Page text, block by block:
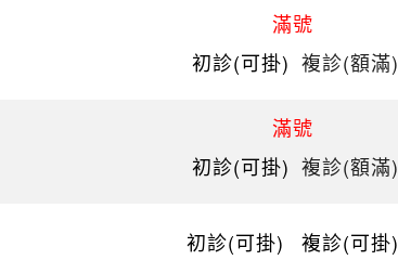
滿號
初診(可掛) 複診(額滿)
滿號
初診(可掛) 複診(額滿)
初診(可掛) 複診(可掛)